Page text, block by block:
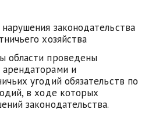
законодательства
хозяйства
области проведены
и
угодий обязательств по
в ходе которых
законодательства.